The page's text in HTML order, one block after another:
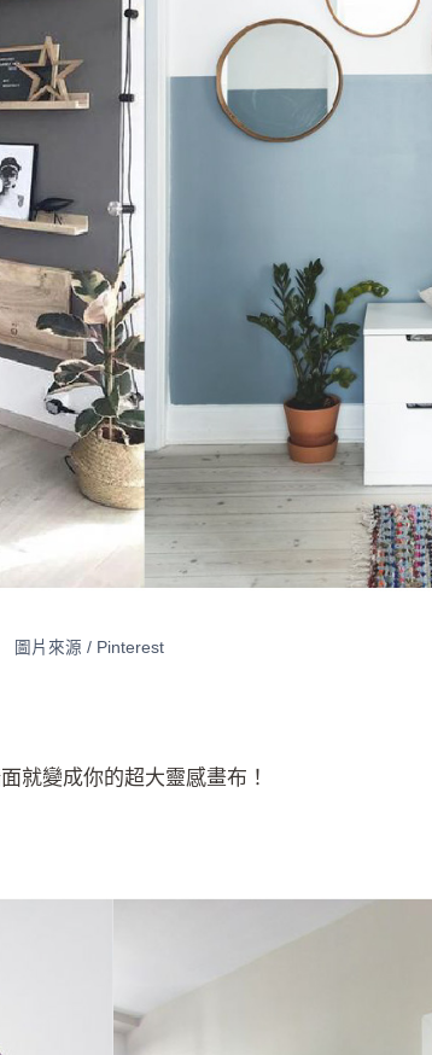
圖片來源 / Pinterest
就變成你的超大靈感畫布！